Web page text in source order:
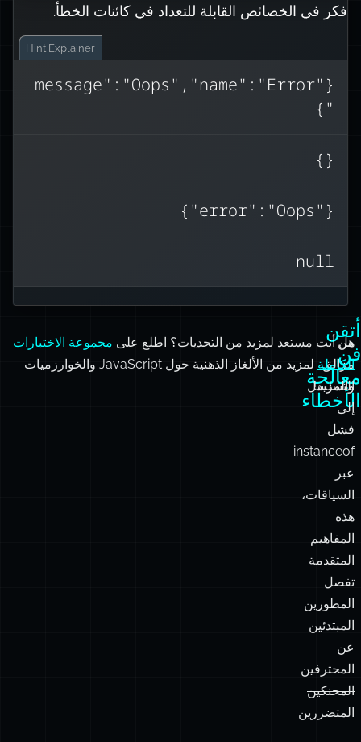
فكر في الخصائص القابلة للتعداد في كائنات الخطأ.
Hint Explainer
{"message":"Oops","name":"Error
"}
{}
{"error":"Oops"}
null
كائنات الخطأ تحتوي على خصائص غير قابلة
.
استجابات API. استخدم
Object.getOwnPropertyNames(error))
أتقن
فن
معالجة
الأخطاء
من
مزالق
التسلسل
إلى
فشل
instanceof
عبر
السياقات،
هذه
المفاهيم
المتقدمة
تفصل
المطورين
المبتدئين
عن
المحترفين
المحنكين
المتضررين.
هل أنت مستعد لمزيد من التحديات؟ اطلع على مجموعة الاختبارات
الكاملة
لمزيد من الألغاز الذهنية حول JavaScript والخوارزميات
والمزيد!